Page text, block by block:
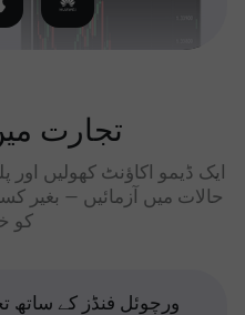
تجارت
ایک ڈیمو اکاؤنٹ کھولیں
حالات میں آزمائیں — بغیر
کو
ورچوئل فنڈز کے ساتھ